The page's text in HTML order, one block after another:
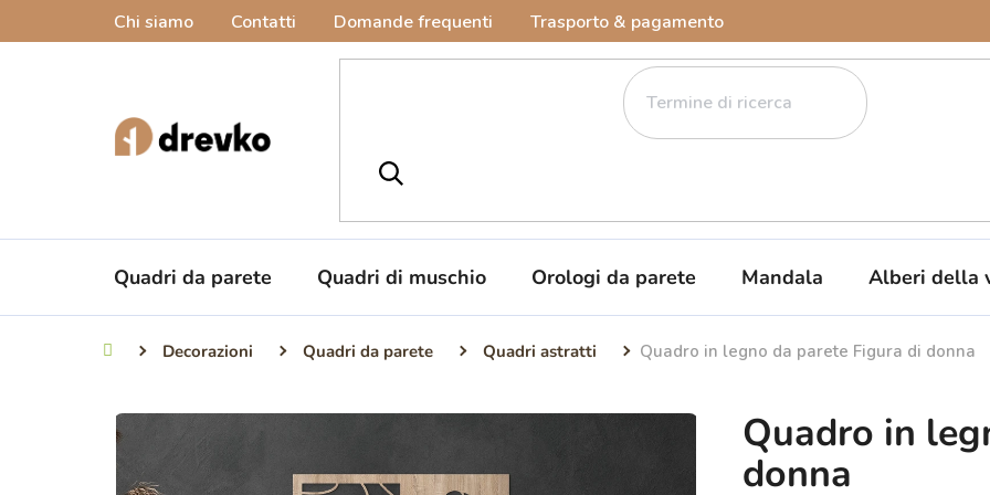
Chi siamo Contatti Domande frequenti Trasporto & pagamento
Quadri da parete Quadri di muschio Orologi da parete Mandala Alberi della
Casa Decorazioni Quadri da parete Quadri astratti Quadro in legno da parete Figura di donna
Quadro in
donna